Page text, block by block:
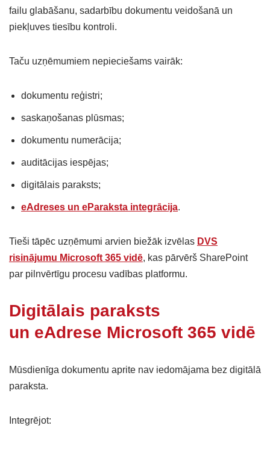
failu glabāšanu, sadarbību dokumentu veidošanā un
piekļuves tiesību kontroli.
Taču uzņēmumiem nepieciešams vairāk:
dokumentu reģistri;
saskaņošanas plūsmas;
dokumentu numerācija;
auditācijas iespējas;
digitālais paraksts;
eAdreses un eParaksta integrācija.
Tieši tāpēc uzņēmumi arvien biežāk izvēlas DVS
risinājumu Microsoft 365 vidē, kas pārvērš SharePoint
par pilnvērtīgu procesu vadības platformu.
Digitālais paraksts
un eAdrese Microsoft 365 vidē
Mūsdienīga dokumentu aprite nav iedomājama bez digitālā
paraksta.
Integrējot: